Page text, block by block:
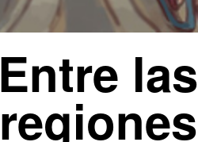
Entre las
regiones